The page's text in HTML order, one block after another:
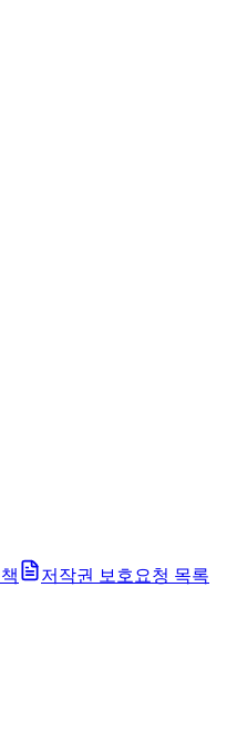
저작권 보호요청 목록